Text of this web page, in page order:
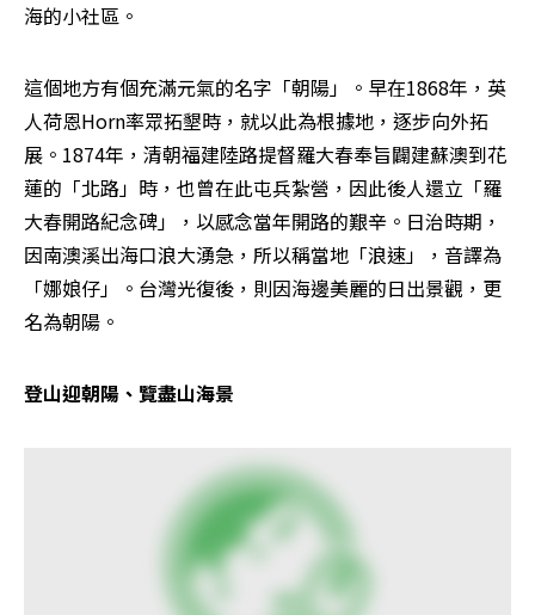
海的小社區。
這個地方有個充滿元氣的名字「朝陽」。早在1868年，英
人荷恩Horn率眾拓墾時，就以此為根據地，逐步向外拓
展。1874年，清朝福建陸路提督羅大春奉旨闢建蘇澳到花
蓮的「北路」時，也曾在此屯兵紮營，因此後人還立「羅
大春開路紀念碑」，以感念當年開路的艱辛。日治時期，
因南澳溪出海口浪大湧急，所以稱當地「浪速」，音譯為
「娜娘仔」。台灣光復後，則因海邊美麗的日出景觀，更
名為朝陽。
登山迎朝陽、覽盡山海景